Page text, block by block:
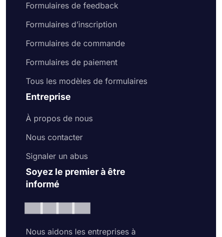
Formulaires de feedback
Formulaires d’inscription
Formulaires de commande
Formulaires de paiement
Tous les modèles de formulaires
Entreprise
À propos de nous
Nous contacter
Signaler un abus
Soyez le premier à être
informé
Nous aidons les entreprises à